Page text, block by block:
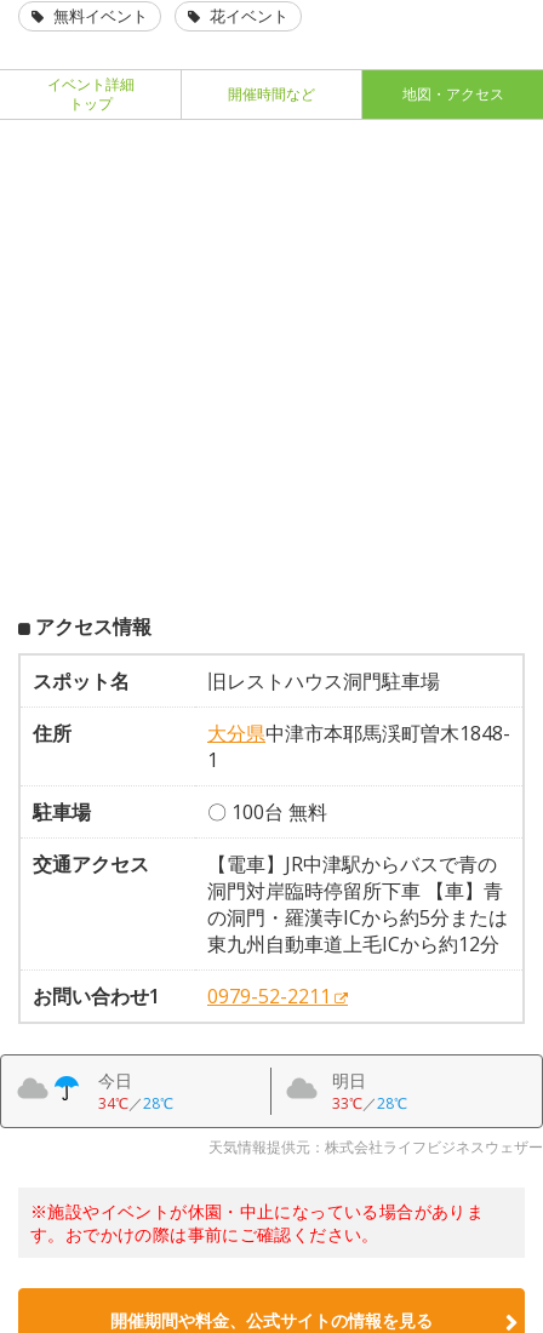
無料イベント 花イベント
イベント詳細
トップ
開催時間など 地図・アクセス
アクセス情報
スポット名
旧レストハウス洞門駐車場
住所
大分県中津市本耶馬渓町曽木1848-
1
駐車場
〇 100台 無料
交通アクセス
【電車】JR中津駅からバスで青の
洞門対岸臨時停留所下車 【車】青
の洞門・羅漢寺ICから約5分または
東九州自動車道上毛ICから約12分
お問い合わせ1
0979-52-2211
今日
34℃／28℃
明日
33℃／28℃
天気情報提供元：株式会社ライフビジネスウェザー
※施設やイベントが休園・中止になっている場合がありま
す。おでかけの際は事前にご確認ください。
開催期間や料金、公式サイトの情報を見る